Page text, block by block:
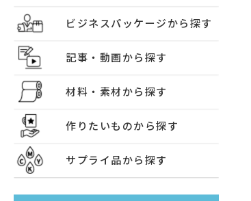
ビジネスパッケージから探す
記事・動画から探す
材料・素材から探す
作りたいものから探す
サプライ品から探す